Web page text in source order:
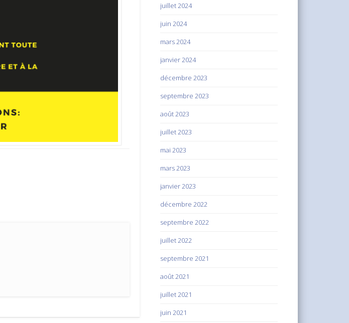
juillet 2024
juin 2024
mars 2024
janvier 2024
décembre 2023
septembre 2023
août 2023
juillet 2023
mai 2023
mars 2023
janvier 2023
décembre 2022
septembre 2022
juillet 2022
septembre 2021
août 2021
juillet 2021
juin 2021